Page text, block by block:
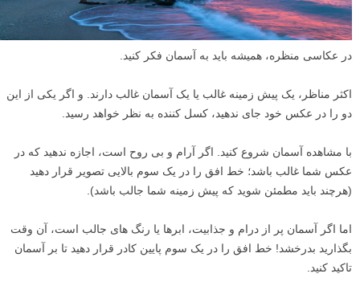
در عکاسی منظره، همیشه باید به آسمان فکر کنید.
اکثر مناظر، یک پیش زمینه غالب یا یک آسمان غالب دارند. و اگر یکی از این
دو را در عکس خود جای ندهید، کسل کننده به نظر خواهد رسید.
با مشاهده آسمان شروع کنید. اگر آرام و بی روح است، اجازه ندهید که در
عکس شما غالب باشد؛ خط افق را در یک سوم بالایی تصویر قرار دهید
(هرچند باید مطمئن شوید که پیش زمینه شما جالب باشد).
اما اگر آسمان پر از درام و جذابیت، ابرها یا رنگ های جالب است، آن وقت
بگذارید بدرخشد! خط افق را در یک سوم پایین کادر قرار دهید تا بر آسمان
تاکید کنید.